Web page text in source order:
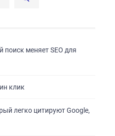
поиск меняет SEO для
клик
легко цитируют Google,